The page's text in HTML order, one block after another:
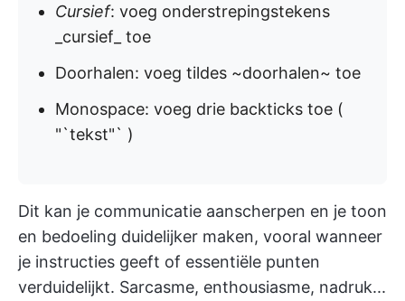
Cursief: voeg onderstrepingstekens
_cursief_ toe
Doorhalen: voeg tildes ~doorhalen~ toe
Monospace: voeg drie backticks toe (
"`tekst"` )
Dit kan je communicatie aanscherpen en je toon
en bedoeling duidelijker maken, vooral wanneer
je instructies geeft of essentiële punten
verduidelijkt. Sarcasme, enthousiasme, nadruk...